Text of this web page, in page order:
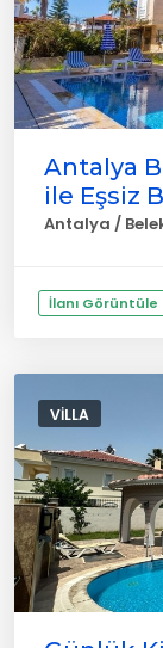
Antalya
ile Eşsiz
Antalya /
İlanı Görüntüle
VILLA